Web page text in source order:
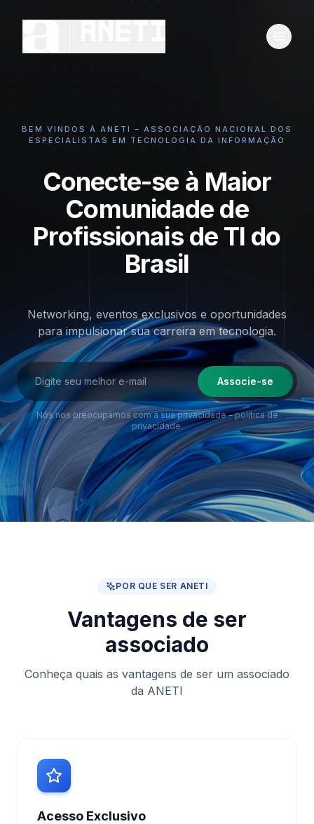
BEM VINDOS À ANETI – ASSOCIAÇÃO NACIONAL DOS
ESPECIALISTAS EM TECNOLOGIA DA INFORMAÇÃO
Conecte-se à Maior
Comunidade de
Profissionais de TI do
Brasil
Networking, eventos exclusivos e oportunidades
para impulsionar suacarreira em tecnologia.
Associe-se
Nós nos preocupamos com a sua privacidade – política de
privacidade.
POR QUE SER ANETI
Vantagens de ser
associado
Conheça quais as vantagens de ser um associado
da ANETI
Acesso Exclusivo